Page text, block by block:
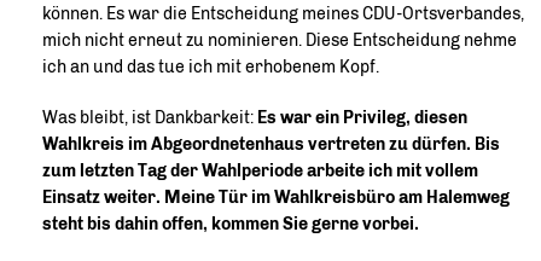
können. Es war die Entscheidung meines CDU-Ortsverbandes,
mich nicht erneut zu nominieren. Diese Entscheidung nehme
ich an und das tue ich mit erhobenem Kopf.
Was bleibt, ist Dankbarkeit: Es war ein Privileg, diesen
Wahlkreis im Abgeordnetenhaus vertreten zu dürfen. Bis
zum letzten Tag der Wahlperiode arbeite ich mit vollem
Einsatz weiter. Meine Tür im Wahlkreisbüro am Halemweg
steht bis dahin offen, kommen Sie gerne vorbei.